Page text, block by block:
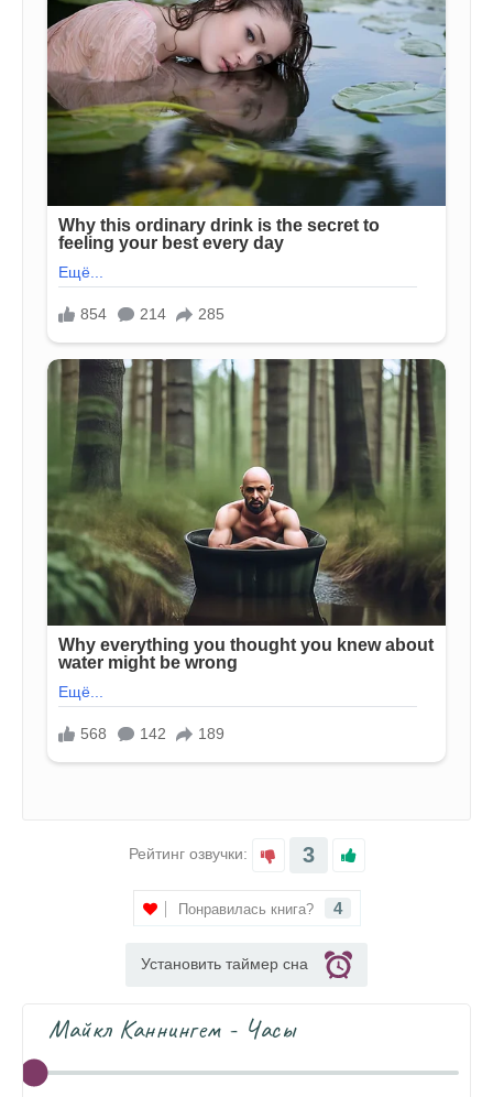
Рейтинг озвучки: 3
Понравилась книга? 4
Установить таймер сна
Майкл Каннингем - Часы